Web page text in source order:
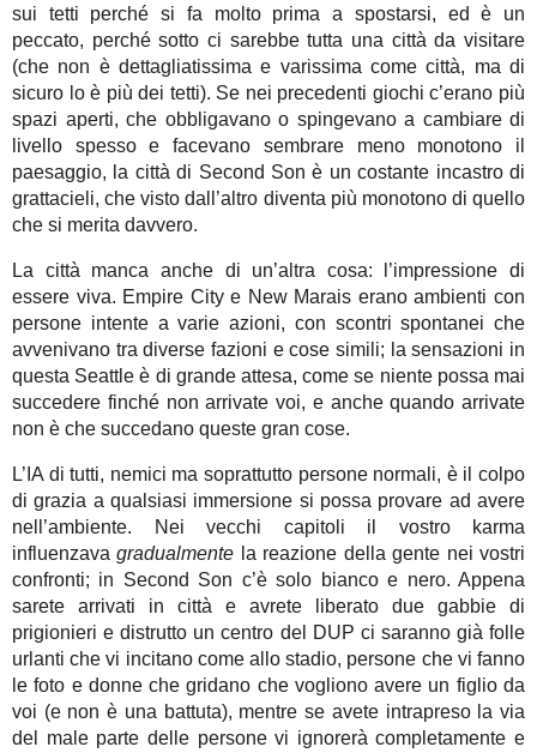
sui tetti perché si fa molto prima a spostarsi, ed è un
peccato, perché sotto ci sarebbe tutta una città da visitare
(che non è dettagliatissima e varissima come città, ma di
sicuro lo è più dei tetti). Se nei precedenti giochi c’erano più
spazi aperti, che obbligavano o spingevano a cambiare di
livello spesso e facevano sembrare meno monotono il
paesaggio, la città di Second Son è un costante incastro di
grattacieli, che visto dall’altro diventa più monotono di quello
che si merita davvero.
La città manca anche di un’altra cosa: l’impressione di
essere viva. Empire City e New Marais erano ambienti con
persone intente a varie azioni, con scontri spontanei che
avvenivano tra diverse fazioni e cose simili; la sensazioni in
questa Seattle è di grande attesa, come se niente possa mai
succedere finché non arrivate voi, e anche quando arrivate
non è che succedano queste gran cose.
L’IA di tutti, nemici ma soprattutto persone normali, è il colpo
di grazia a qualsiasi immersione si possa provare ad avere
nell’ambiente. Nei vecchi capitoli il vostro karma
influenzavagradualmente la reazione della gente nei vostri
confronti; in Second Son c’è solo bianco e nero. Appena
sarete arrivati in città e avrete liberato due gabbie di
prigionieri e distrutto un centro del DUP ci saranno già folle
urlanti che vi incitano come allo stadio, persone che vi fanno
le foto e donne che gridano che vogliono avere un figlio da
voi (e non è una battuta), mentre se avete intrapreso la via
del male parte delle persone vi ignorerà completamente e